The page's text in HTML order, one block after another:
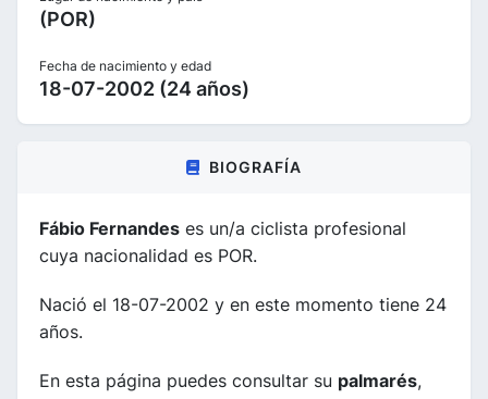
(POR)
Fecha de nacimiento y edad
18-07-2002 (24 años)
BIOGRAFÍA
Fábio Fernandes es un/a ciclista profesional
cuya nacionalidad es POR.
Nació el 18-07-2002 y en este momento tiene 24
años.
En esta página puedes consultar su palmarés,